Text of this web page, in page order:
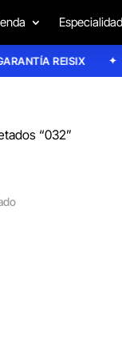
REISIX
“032”